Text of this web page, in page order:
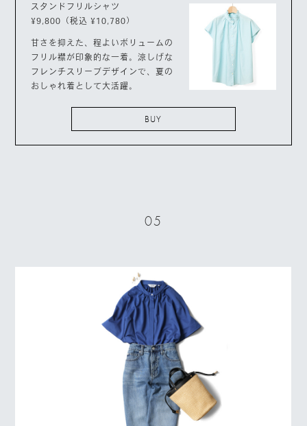
スタンドフリルシャツ
¥9,800（税込 ¥10,780）
甘さを抑えた、程よいボリュームの
フリル襟が印象的な一着。涼しげな
フレンチスリーブデザインで、夏の
おしゃれ着として大活躍。
BUY
05